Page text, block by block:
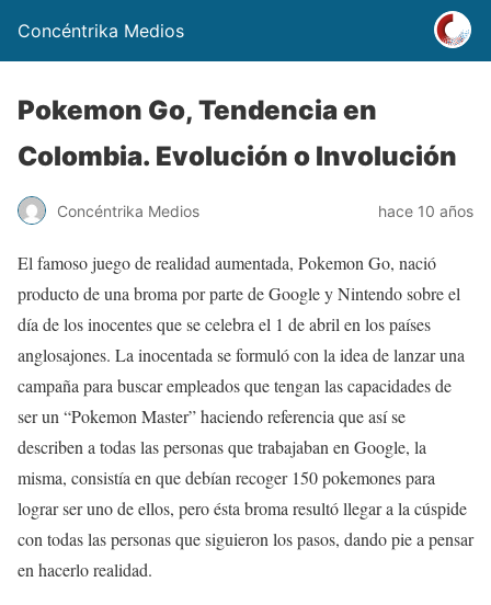
Concéntrika Medios
Pokemon Go, Tendencia en
Colombia. Evolución o Involución
Concéntrika Medios hace 10 años
El famoso juego de realidad aumentada, Pokemon Go, nació
producto de una broma por parte de Google y Nintendo sobre el
día de los inocentes que se celebra el 1 de abril en los países
anglosajones. La inocentada se formuló con la idea de lanzar una
campaña para buscar empleados que tengan las capacidades de
ser un “Pokemon Master” haciendo referencia que así se
describen a todas las personas que trabajaban en Google, la
misma, consistía en que debían recoger 150 pokemones para
lograr ser uno de ellos, pero ésta broma resultó llegar a la cúspide
con todas las personas que siguieron los pasos, dando pie a pensar
en hacerlo realidad.